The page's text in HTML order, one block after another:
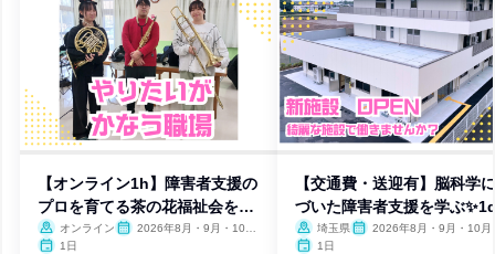
【オンライン1h】障害者支援の
プロを育てる茶の花福祉会を紹
介
オンライン
2026年8月・9月・10
1日
【交通費・送迎有】脳科学
づいた障害者支援を学ぶ
埼玉県
2026年8月・9月・10月
1日